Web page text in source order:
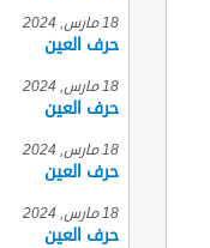
18 مارس, 2024
حرف العين
18 مارس, 2024
حرف العين
18 مارس, 2024
حرف العين
18 مارس, 2024
حرف العين